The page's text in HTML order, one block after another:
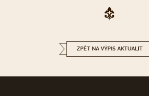
ZPĚT NA VÝPIS AKTUALIT